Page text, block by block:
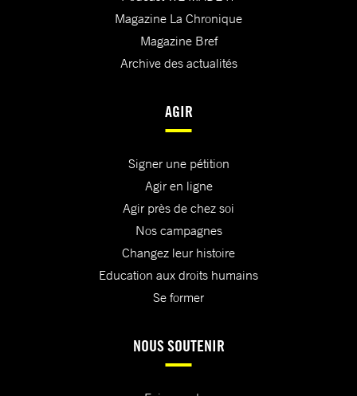
Magazine La Chronique
Magazine Bref
Archive des actualités
AGIR
Signer une pétition
Agir en ligne
Agir près de chez soi
Nos campagnes
Changez leur histoire
Education aux droits humains
Se former
NOUS SOUTENIR